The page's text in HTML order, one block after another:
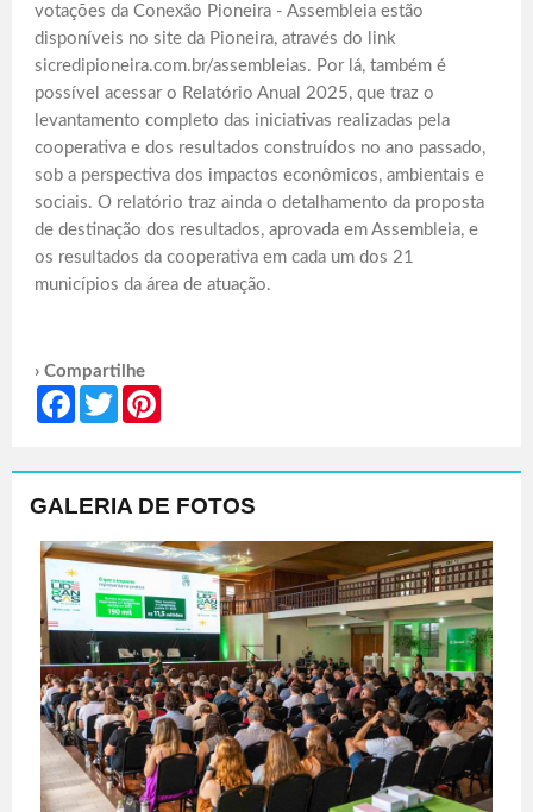
votações da Conexão Pioneira - Assembleia estão
disponíveis no site da Pioneira, através do link
sicredipioneira.com.br/assembleias. Por lá, também é
possível acessar o Relatório Anual 2025, que traz o
levantamento completo das iniciativas realizadas pela
cooperativa e dos resultados construídos no ano passado,
sob a perspectiva dos impactos econômicos, ambientais e
sociais. O relatório traz ainda o detalhamento da proposta
de destinação dos resultados, aprovada em Assembleia, e
os resultados da cooperativa em cada um dos 21
municípios da área de atuação.
› Compartilhe
Facebook
Twitter
GALERIA DE FOTOS